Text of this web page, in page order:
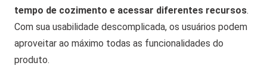
tempo de cozimento e acessar diferentes recursos.
Com sua usabilidade descomplicada, os usuários podem
aproveitar ao máximo todas as funcionalidades do
produto.